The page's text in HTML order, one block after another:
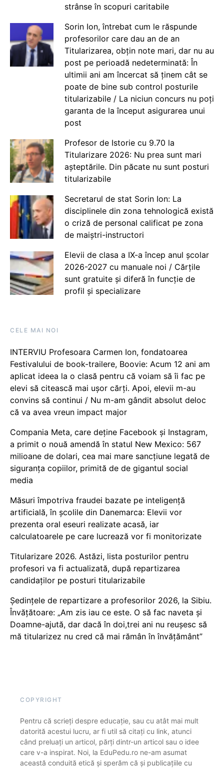
strânse în scopuri caritabile
Sorin Ion, întrebat cum le răspunde
profesorilor care dau an de an
Titularizarea, obțin note mari, dar nu au
post pe perioadă nedeterminată: În
ultimii ani am încercat să ținem cât se
poate de bine sub control posturile
titularizabile / La niciun concurs nu poți
garanta de la început asigurarea unui
post
Profesor de Istorie cu 9.70 la
Titularizare 2026: Nu prea sunt mari
așteptările. Din păcate nu sunt posturi
titularizabile
Secretarul de stat Sorin Ion: La
disciplinele din zona tehnologică există
o criză de personal calificat pe zona
de maiștri-instructori
Elevii de clasa a IX-a încep anul școlar
2026-2027 cu manuale noi / Cărțile
sunt gratuite și diferă în funcție de
profil și specializare
CELE MAI NOI
INTERVIU Profesoara Carmen Ion, fondatoarea
Festivalului de book-trailere, Boovie: Acum 12 ani am
aplicat ideea la o clasă pentru că voiam să îi fac pe
elevi să citească mai ușor cărți. Apoi, elevii m-au
convins să continui / Nu m-am gândit absolut deloc
că va avea vreun impact major
Compania Meta, care deține Facebook și Instagram,
a primit o nouă amendă în statul New Mexico: 567
milioane de dolari, cea mai mare sancțiune legată de
siguranța copiilor, primită de de gigantul social
media
Măsuri împotriva fraudei bazate pe inteligență
artificială, în școlile din Danemarca: Elevii vor
prezenta oral eseuri realizate acasă, iar
calculatoarele pe care lucrează vor fi monitorizate
Titularizare 2026. Astăzi, lista posturilor pentru
profesori va fi actualizată, după repartizarea
candidaților pe posturi titularizabile
Ședințele de repartizare a profesorilor 2026, la Sibiu.
Învățătoare: „Am zis iau ce este. O să fac naveta și
Doamne-ajută, dar dacă în doi,trei ani nu reușesc să
mă titularizez nu cred că mai rămân în învățământ”
COPYRIGHT
Pentru că scrieți despre educație, sau cu atât mai mult
datorită acestui lucru, ar fi util să citați cu link, atunci
când preluați un articol, părți dintr-un articol sau o idee
care v-a inspirat. Noi, la EduPedu.ro ne-am asumat
această conduită etică și sperăm că și publicațiile cu